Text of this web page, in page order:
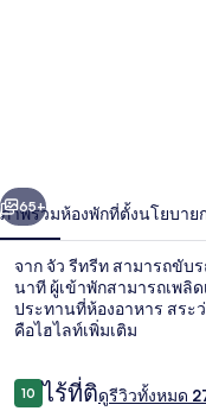
า
ถัดไป
65+
ภาพรวมห้องพักที่ตั้งนโยบาย
จาก จัว รีทรีท สามารถขับ
นาที ผู้เข้าพักสามารถเพลิ
ประทานที่ห้องอาหาร สระ
คือไฮไลท์เพิ่มเติม
รีวิว
1010 จาก 10
ไร้ที่ติดูรีวิวทั้งหมด